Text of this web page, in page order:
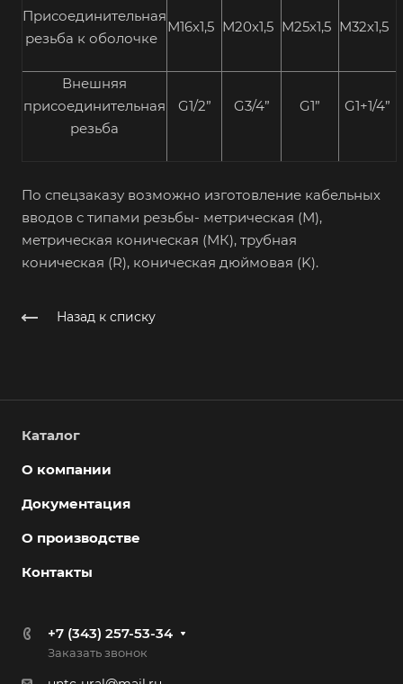
Присоединительная
резьба к оболочке
М16х1,5 М20х1,5 М25х1,5 М32х1,5
Внешняя
присоединительная
резьба
G1/2” G3/4” G1” G1+1/4”
По спецзаказу возможно изготовление кабельных
вводов с типами резьбы- метрическая (М),
метрическая коническая (МК), трубная
коническая (R), коническая дюймовая (K).
Назад к списку
Каталог
О компании
Документация
О производстве
Контакты
+7 (343) 257-53-34
Заказать звонок